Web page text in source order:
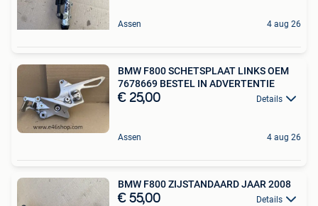
Assen 4 aug 26
BMW F800 SCHETSPLAAT LINKS OEM
7678669 BESTEL IN ADVERTENTIE
€ 25,00 Details
Assen 4 aug 26
BMW F800 ZIJSTANDAARD JAAR 2008
€ 55,00 Details